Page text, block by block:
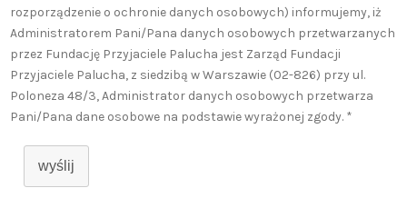
rozporządzenie o ochronie danych osobowych) informujemy, iż
Administratorem Pani/Pana danych osobowych przetwarzanych
przez Fundację Przyjaciele Palucha jest Zarząd Fundacji
Przyjaciele Palucha, z siedzibą w Warszawie (02-826) przy ul.
Poloneza 48/3, Administrator danych osobowych przetwarza
Pani/Pana dane osobowe na podstawie wyrażonej zgody. *
wyślij